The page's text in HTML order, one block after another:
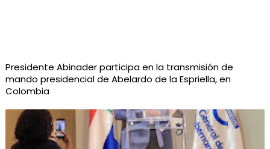
Presidente Abinader participa en la transmisión de
mando presidencial de Abelardo de la Espriella, en
Colombia